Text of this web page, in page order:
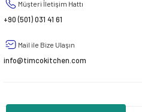
Müşteri İletişim Hattı
+90 (501) 031 41 61
Mail ile Bize Ulaşın
info@timcokitchen.com